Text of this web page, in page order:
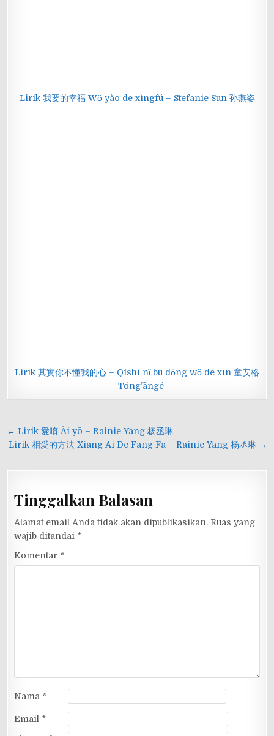
Lirik 我要的幸福 Wǒ yào de xìngfú – Stefanie Sun 孙燕姿
Lirik 其實你不懂我的心 – Qíshí nǐ bù dǒng wǒ de xīn 童安格
– Tóng’āngé
Navigasi
pos
← Lirik 愛唷 Ài yō – Rainie Yang 杨丞琳
Lirik 相愛的方法 Xiang Ai De Fang Fa – Rainie Yang 杨丞琳 →
Tinggalkan Balasan
Alamat email Anda tidak akan dipublikasikan. Ruas yang
wajib ditandai *
Komentar *
Nama *
Email *